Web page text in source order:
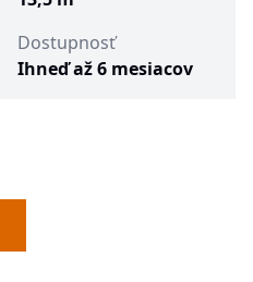
Dostupnosť
Ihneď až 6 mesiacov